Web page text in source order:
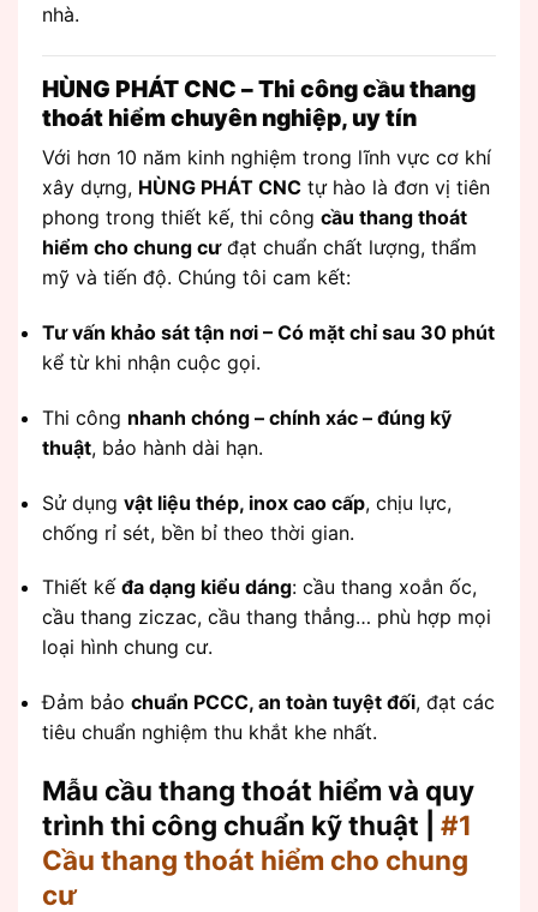
nhà.
HÙNG PHÁT CNC – Thi công cầu thang
thoát hiểm chuyên nghiệp, uy tín
Với hơn 10 năm kinh nghiệm trong lĩnh vực cơ khí
xây dựng, HÙNG PHÁT CNC tự hào là đơn vị tiên
phong trong thiết kế, thi công cầu thang thoát
hiểm cho chung cưđạt chuẩn chất lượng, thẩm
mỹ và tiến độ. Chúng tôi cam kết:
Tư vấn khảo sát tận nơi – Có mặt chỉ sau 30 phút
kể từ khi nhận cuộc gọi.
Thi công nhanh chóng – chính xác – đúng kỹ
thuật, bảo hành dài hạn.
Sử dụng vật liệu thép, inox cao cấp, chịu lực,
chống rỉ sét, bền bỉ theo thời gian.
Thiết kế đa dạng kiểu dáng: cầu thang xoắn ốc,
cầu thang ziczac, cầu thang thẳng… phù hợp mọi
loại hình chung cư.
Đảm bảo chuẩn PCCC, an toàn tuyệt đối, đạt các
tiêu chuẩn nghiệm thu khắt khe nhất.
Mẫu cầu thang thoát hiểm và quy
trình thi công chuẩn kỹ thuật | #1
Cầu thang thoát hiểm cho chung
cư